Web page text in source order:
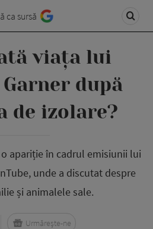
ca sursă
viața lui
după
de izolare?
apariție în cadrul emisiunii lui
unde a discutat despre
și animalele sale.
Urmărește-ne